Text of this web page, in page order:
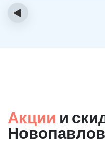
для прохождения
‹
Акции и